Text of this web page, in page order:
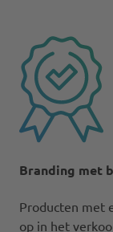
Branding met
Producten met
op in het